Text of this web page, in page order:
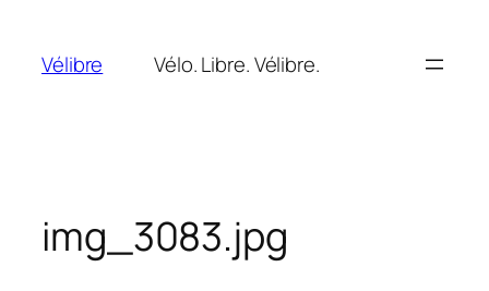
contenu
Vélibre Vélo. Libre. Vélibre.
img_3083.jpg